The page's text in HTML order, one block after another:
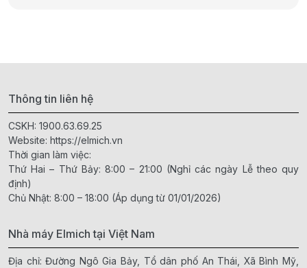
Thông tin liên hệ
CSKH: 1900.63.69.25
Website: https://elmich.vn
Thời gian làm việc:
Thứ Hai – Thứ Bảy: 8:00 – 21:00 (Nghỉ các ngày Lễ theo quy
định)
Chủ Nhật: 8:00 – 18:00 (Áp dụng từ 01/01/2026)
Nhà máy Elmich tại Việt Nam
Địa chỉ: Đường Ngô Gia Bảy, Tổ dân phố An Thái, Xã Bình Mỹ,